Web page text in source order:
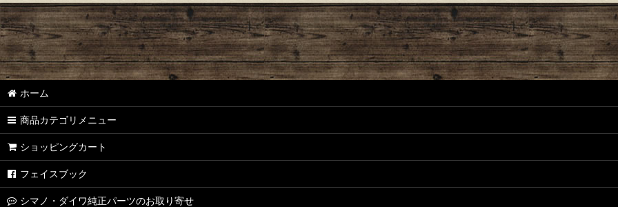
絞り込む
【シマノ】22アルデバラン BFS［ALDEBARAN］純正パーツリスト
【シマノ】18アルデバラン MGL［ALDEBARAN］純正パーツリスト
【シマノ】16アルデバラン BFS/BFS XG［ALDEBARAN］純正パーツリスト
【シマノ】22メタニウム シャローエディション［Metanium］純正パーツリスト
【シマノ】20メタニウム［Metanium］純正パーツリスト
【シマノ】13メタニウム［Metanium］純正パーツリスト
ホーム
商品カテゴリメニュー
ショッピングカート
フェイスブック
シマノ・ダイワ純正パーツのお取り寄せ